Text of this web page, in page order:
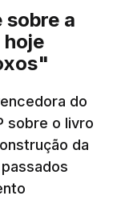
sobre a
hoje
do
sobre o livro
da